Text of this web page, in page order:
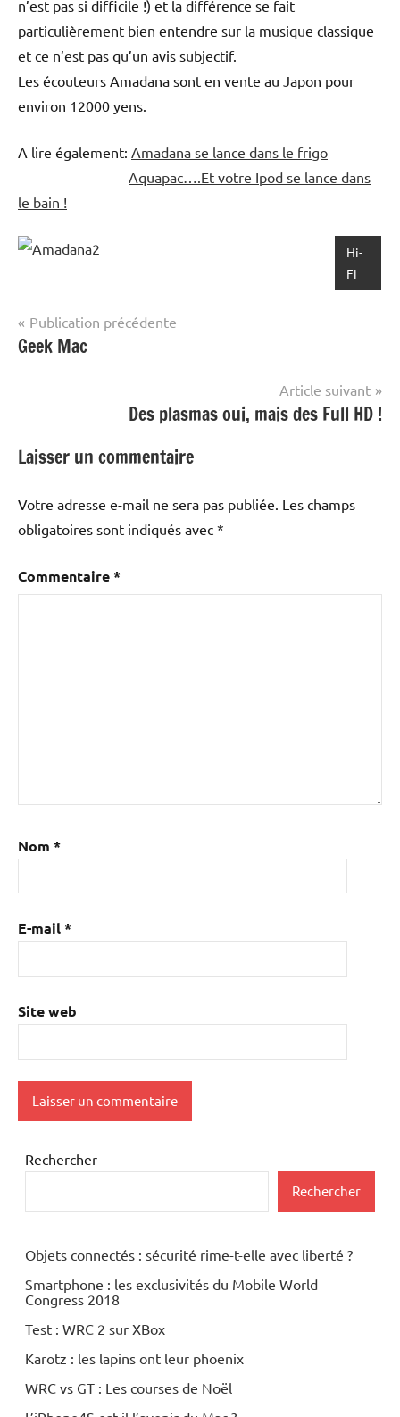
n’est pas si difficile !) et la différence se fait
particulièrement bien entendre sur la musique classique
et ce n’est pas qu’un avis subjectif.
Les écouteurs Amadana sont en vente au Japon pour
environ 12000 yens.
A lire également: Amadana se lance dans le frigo
Aquapac….Et votre Ipod se lance dans
le bain !
Hi-
Fi
Navigation
de
Publication précédente
Geek Mac
Article suivant
Des plasmas oui, mais des Full HD !
Laisser un commentaire
Votre adresse e-mail ne sera pas publiée. Les champs
obligatoires sont indiqués avec *
Commentaire*
Nom *
E-mail*
Site web
Rechercher
Rechercher
Objets connectés : sécurité rime-t-elle avec liberté ?
Smartphone : les exclusivités du Mobile World
Congress 2018
Test : WRC 2 sur XBox
Karotz : les lapins ont leur phoenix
WRC vs GT : Les courses de Noël